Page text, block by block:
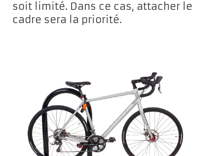
soit limité. Dans ce cas, attacher le
cadre sera la priorité.